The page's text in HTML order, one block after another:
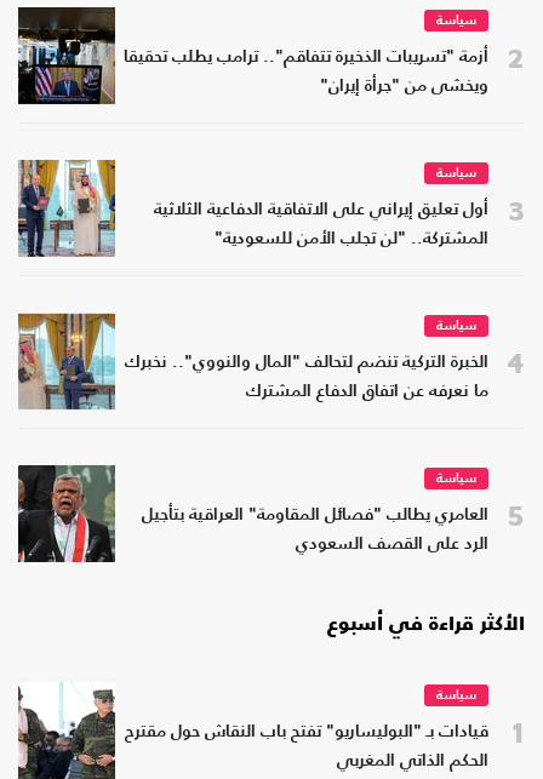
2
سياسة
أزمة "تسريبات الذخيرة تتفاقم".. ترامب يطلب تحقيقا
ويخشى من "جرأة إيران"
3
سياسة
أول تعليق إيراني على الاتفاقية الدفاعية الثلاثية
المشتركة.. "لن تجلب الأمن للسعودية"
4
سياسة
الخبرة التركية تنضم لتحالف "المال والنووي".. نخبرك
ما نعرفه عن اتفاق الدفاع المشترك
5
سياسة
العامري يطالب "فصائل المقاومة" العراقية بتأجيل
الرد على القصف السعودي
الأكثر قراءة في أسبوع
1
سياسة
قيادات بـ "البوليساريو" تفتح باب النقاش حول مقترح
الحكم الذاتي المغربي